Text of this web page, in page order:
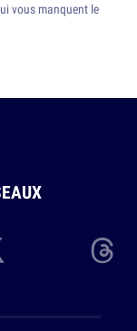
vous manquent le